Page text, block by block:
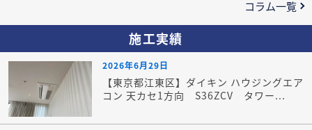
コラム一覧
施工実績
2026年6月29日
【東京都江東区】ダイキン ハウジングエア
コン 天カセ1方向 S36ZCV タワー...